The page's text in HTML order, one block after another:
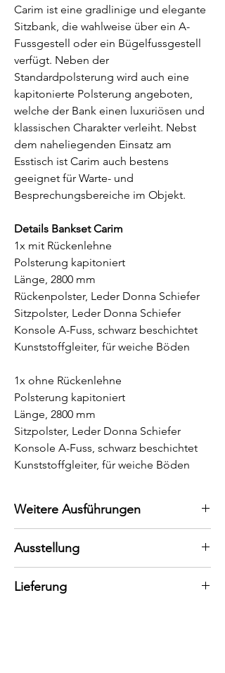
Carim ist eine gradlinige und elegante
Sitzbank, die wahlweise über ein A-
Fussgestell oder ein Bügelfussgestell
verfügt. Neben der
Standardpolsterung wird auch eine
kapitonierte Polsterung angeboten,
welche der Bank einen luxuriösen und
klassischen Charakter verleiht. Nebst
dem naheliegenden Einsatz am
Esstisch ist Carim auch bestens
geeignet für Warte- und
Besprechungsbereiche im Objekt.
Details Bankset Carim
1x mit Rückenlehne
Polsterung kapitoniert
Länge, 2800 mm
Rückenpolster, Leder Donna Schiefer
Sitzpolster, Leder Donna Schiefer
Konsole A-Fuss, schwarz beschichtet
Kunststoffgleiter, für weiche Böden
1x ohne Rückenlehne
Polsterung kapitoniert
Länge, 2800 mm
Sitzpolster, Leder Donna Schiefer
Konsole A-Fuss, schwarz beschichtet
Kunststoffgleiter, für weiche Böden
Weitere Ausführungen
Bank.
Bei uns können Sie die Bank auch in
anderen Ausführungen, Längen und
Ausstellung
Verfügung, um Sie bestmöglich zu
Lieferung